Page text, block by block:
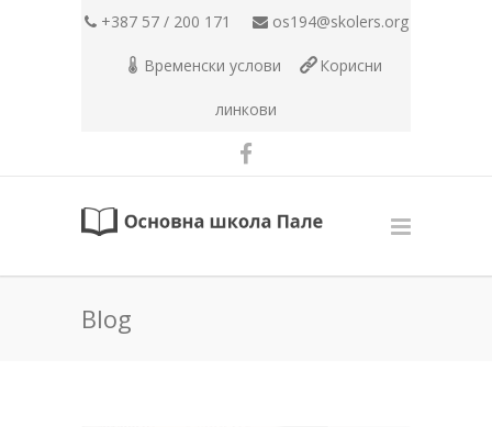
+387 57 / 200 171 os194@skolers.org
Временски услови Корисни
линкови
Blog